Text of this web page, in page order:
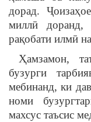
дорад.
миллӣ доранд,
рақобати илмӣ
Ҳамзамон,
бузурги
мебинанд, ки
номи
махсус таъсис